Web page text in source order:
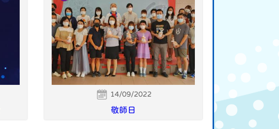
14/09/2022
敬師日